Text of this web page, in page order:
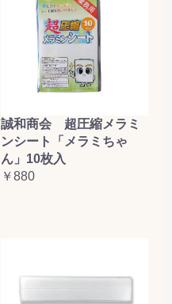
誠和商会 超圧縮メラミ
ンシート「メラミちゃ
ん」10枚入
￥880